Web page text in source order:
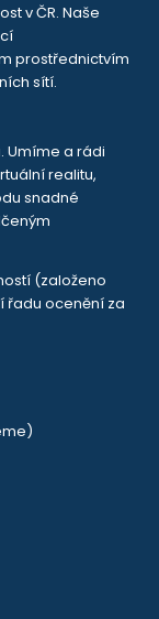
v ČR. Naše
prostřednictvím
sítí.
Umíme a rádi
realitu,
snadné
(založeno
řadu ocenění za